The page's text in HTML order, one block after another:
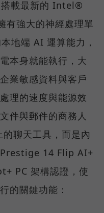
載最新的 Intel®
強大的神經處理單
地端 AI 運算能力，
本身就能執行，大
業敏感資料與客戶
理的速度與能源效
件與郵件的商務人
聊天工具，而是內
Prestige 14 Flip AI+
PC 架構認證，使
的關鍵功能：